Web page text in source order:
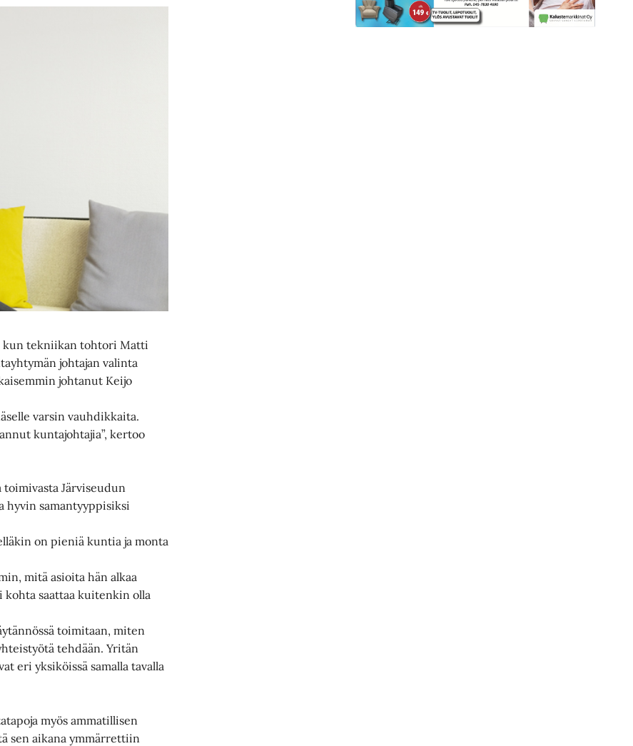
kun tekniikan tohtori Matti
johtajan valinta
johtanut Keijo
varsin vauhdikkaita.
kuntajohtajia”, kertoo
toimivasta Järviseudun
hyvin samantyyppisiksi
on pieniä kuntia ja monta
mitä asioita hän alkaa
kohta saattaa kuitenkin olla
toimitaan, miten
tehdään. Yritän
eri yksiköissä samalla tavalla
myös ammatillisen
sen aikana ymmärrettiin